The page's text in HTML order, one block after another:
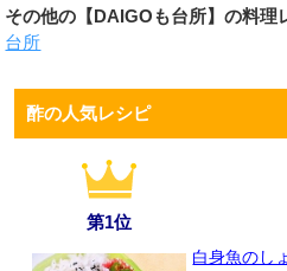
その他の【DAIGOも台所】の料理
台所
酢の人気レシピ
第1位
白身魚のし